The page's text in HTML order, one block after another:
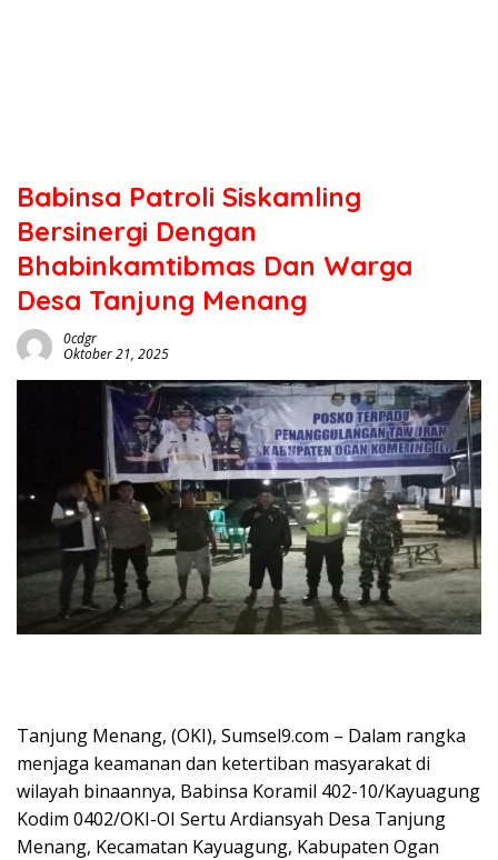
Babinsa Patroli Siskamling
Bersinergi Dengan
Bhabinkamtibmas Dan Warga
Desa Tanjung Menang
0cdgr
Oktober 21, 2025
Tanjung Menang, (OKI), Sumsel9.com – Dalam rangka
menjaga keamanan dan ketertiban masyarakat di
wilayah binaannya, Babinsa Koramil 402-10/Kayuagung
Kodim 0402/OKI-OI Sertu Ardiansyah Desa Tanjung
Menang, Kecamatan Kayuagung, Kabupaten Ogan